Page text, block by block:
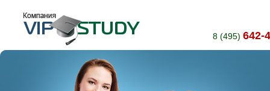
8 (495) 642-